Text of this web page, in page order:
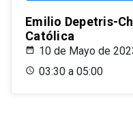
Emilio Depetris-
Católica
10 de Mayo de
03:30 a 05:00